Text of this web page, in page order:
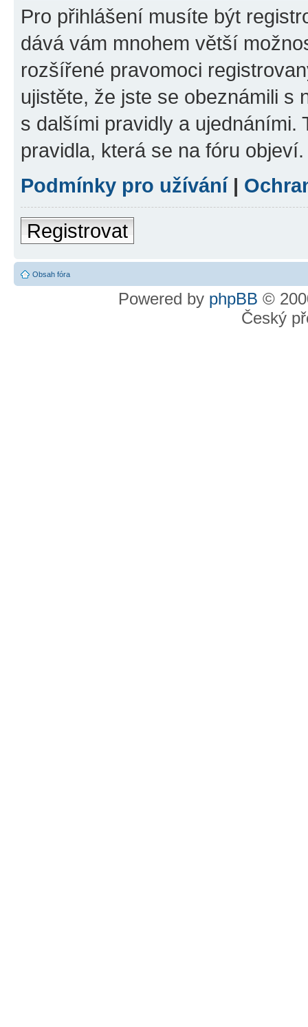
Pro přihlášení musíte být
dává vám mnohem větší
rozšířené pravomoci
ujistěte, že jste se obeznámili s
s dalšími pravidly a ujednáními.
pravidla, která se na fóru objeví.
Podmínky pro užívání|
Registrovat
Obsah fóra
Powered by phpBB ©
Český